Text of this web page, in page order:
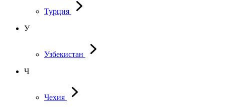
Турция
У
Узбекистан
Ч
Чехия